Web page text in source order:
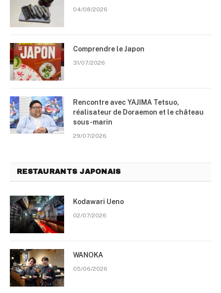
04/08/2026
Comprendre le Japon
31/07/2026
Rencontre avec YAJIMA Tetsuo,
réalisateur de Doraemon et le château
sous-marin
29/07/2026
RESTAURANTS JAPONAIS
Kodawari Ueno
02/07/2026
WANOKA
05/06/2026